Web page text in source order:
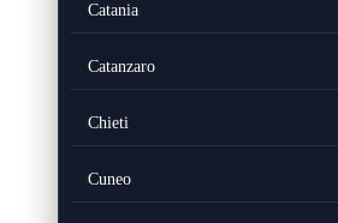
Catania
Catanzaro
Chieti
Cuneo